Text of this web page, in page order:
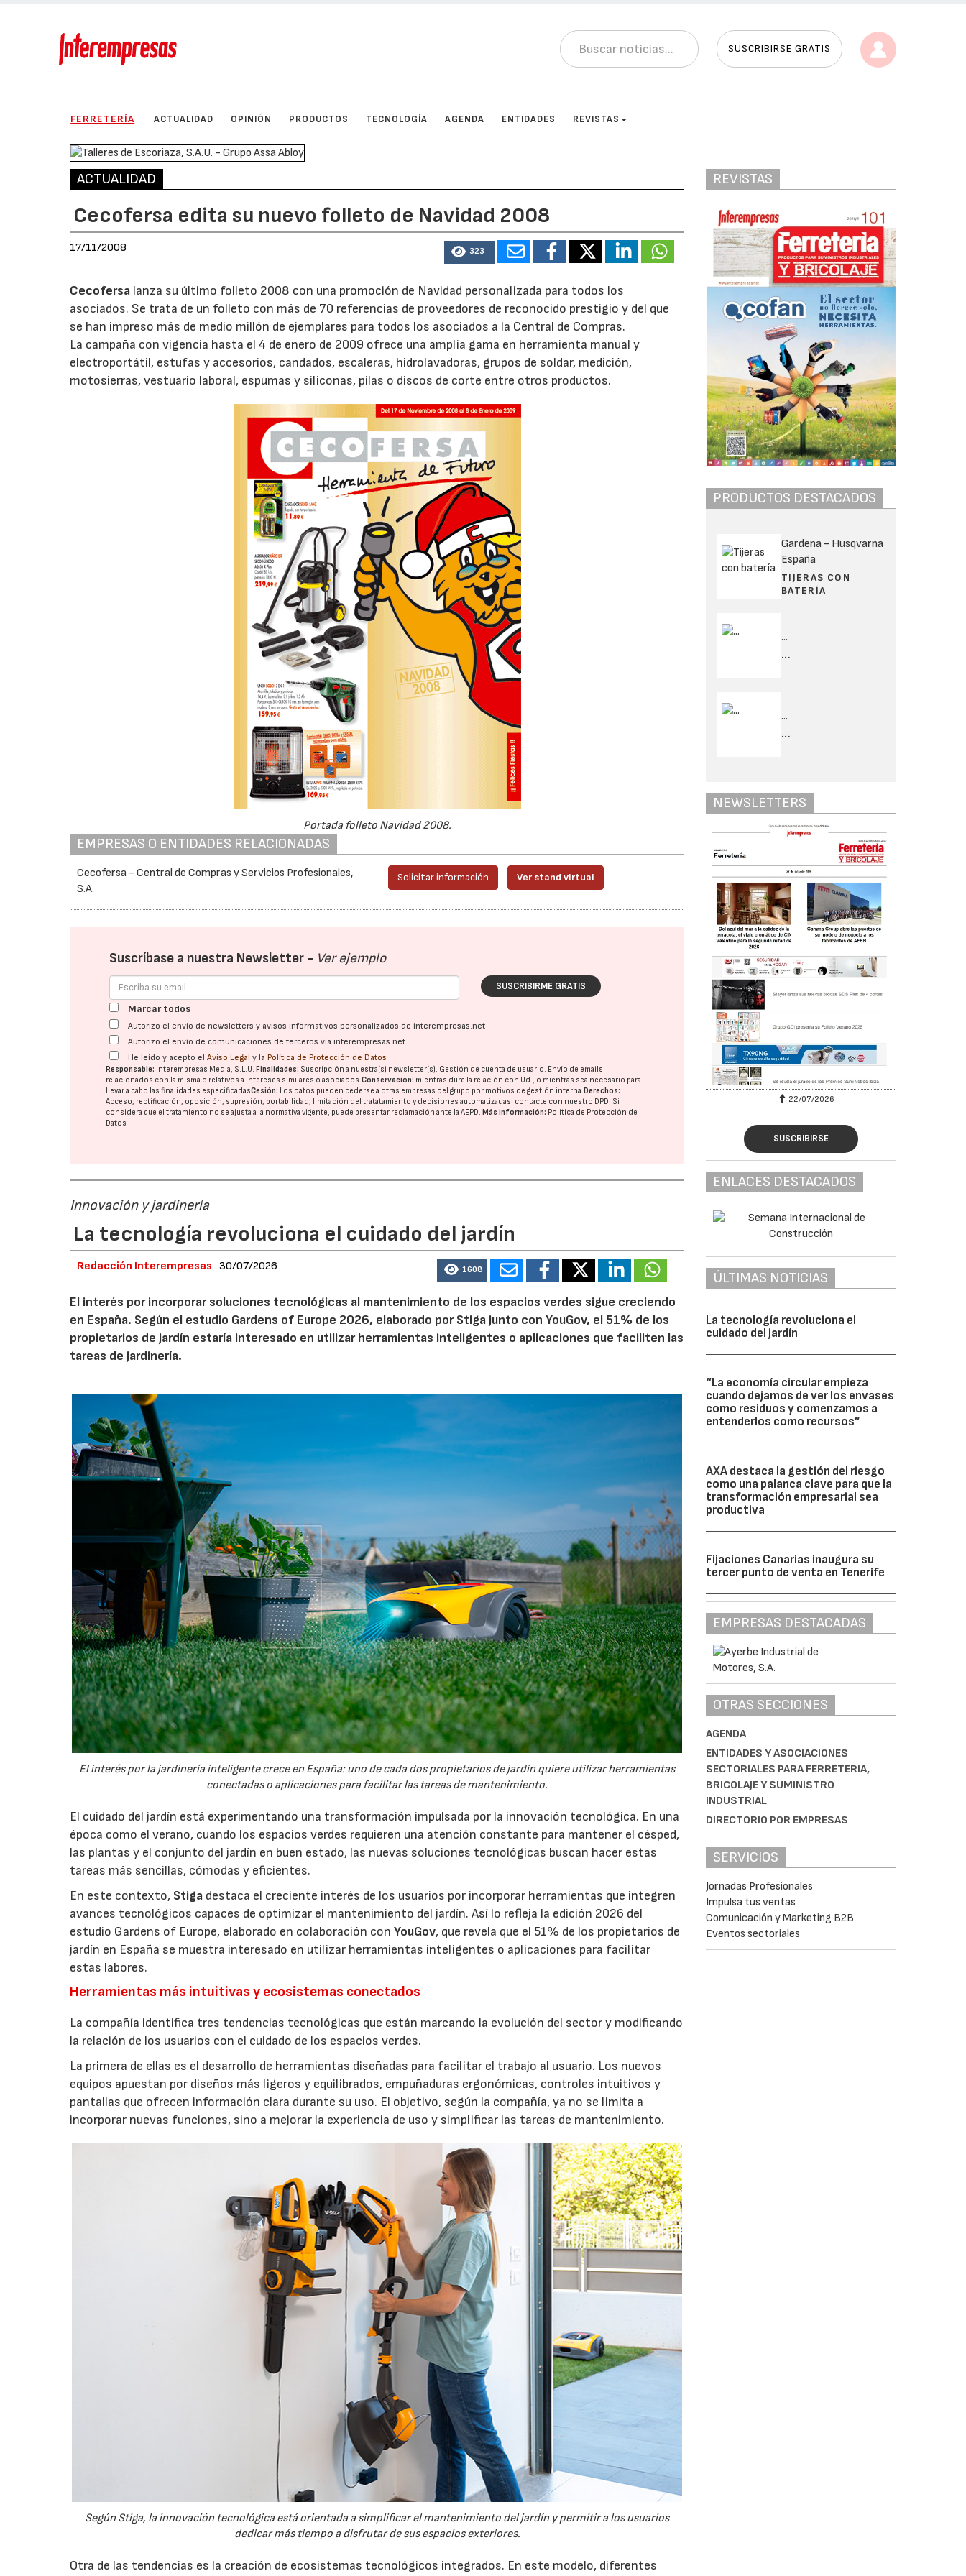
SUSCRIBIRSE GRATIS
FERRETERÍA ACTUALIDAD OPINIÓN PRODUCTOS TECNOLOGÍA AGENDA ENTIDADES REVISTAS
ACTUALIDAD
Cecofersa edita su nuevo folleto de Navidad 2008
17/11/2008 323
Cecofersa lanza su último folleto 2008 con una promoción de Navidad personalizada para todos los
asociados. Se trata de un folleto con más de 70 referencias de proveedores de reconocido prestigio y del que
se han impreso más de medio millón de ejemplares para todos los asociados a la Central de Compras.
La campaña con vigencia hasta el 4 de enero de 2009 ofrece una amplia gama en herramienta manual y
electroportátil, estufas y accesorios, candados, escaleras, hidrolavadoras, grupos de soldar, medición,
motosierras, vestuario laboral, espumas y siliconas, pilas o discos de corte entre otros productos.
Portada folleto Navidad 2008.
EMPRESAS O ENTIDADES RELACIONADAS
Cecofersa - Central de Compras y Servicios Profesionales,
S.A.
Solicitar información Ver stand virtual
Suscríbase a nuestra Newsletter - Ver ejemplo
SUSCRIBIRME GRATIS
Marcar todos
Autorizo el envío de newsletters y avisos informativos personalizados de interempresas.net
Autorizo el envío de comunicaciones de terceros vía interempresas.net
He leído y acepto elAviso Legal y la Política de Protección de Datos
Responsable: Interempresas Media, S.L.U.Finalidades: Suscripción a nuestra(s) newsletter(s). Gestión de cuenta de usuario. Envío de emails
relacionados con la misma o relativos a intereses similares o asociados.Conservación: mientras dure la relación con Ud., o mientras sea necesario para
llevar a cabo las finalidades especificadasCesión: Los datos pueden cederse a otras empresas del grupo por motivos de gestión interna.Derechos:
Acceso, rectificación, oposición, supresión, portabilidad, limitación del tratatamiento y decisiones automatizadas: contacte con nuestro DPD. Si
considera que el tratamiento no se ajusta a la normativa vigente, puede presentar reclamación ante laAEPD.Más información: Política de Protección de
Datos
Innovación y jardinería
La tecnología revoluciona el cuidado del jardín
Redacción Interempresas 30/07/2026 1608
El interés por incorporar soluciones tecnológicas al mantenimiento de los espacios verdes sigue creciendo
en España. Según el estudio Gardens of Europe 2026, elaborado por Stiga junto con YouGov, el 51% de los
propietarios de jardín estaría interesado en utilizar herramientas inteligentes o aplicaciones que faciliten las
tareas de jardinería.
El interés por la jardinería inteligente crece en España: uno de cada dos propietarios de jardín quiere utilizar herramientas
conectadas o aplicaciones para facilitar las tareas de mantenimiento.
El cuidado del jardín está experimentando una transformación impulsada por la innovación tecnológica. En una
época como el verano, cuando los espacios verdes requieren una atención constante para mantener el césped,
las plantas y el conjunto del jardín en buen estado, las nuevas soluciones tecnológicas buscan hacer estas
tareas más sencillas, cómodas y eficientes.
En este contexto, Stiga destaca el creciente interés de los usuarios por incorporar herramientas que integren
avances tecnológicos capaces de optimizar el mantenimiento del jardín. Así lo refleja la edición 2026 del
estudio Gardens of Europe, elaborado en colaboración conYouGov, que revela que el 51% de los propietarios de
jardín en España se muestra interesado en utilizar herramientas inteligentes o aplicaciones para facilitar
estas labores.
Herramientas más intuitivas y ecosistemas conectados
La compañía identifica tres tendencias tecnológicas que están marcando la evolución del sector y modificando
la relación de los usuarios con el cuidado de los espacios verdes.
La primera de ellas es el desarrollo de herramientas diseñadas para facilitar el trabajo al usuario. Los nuevos
equipos apuestan por diseños más ligeros y equilibrados, empuñaduras ergonómicas, controles intuitivos y
pantallas que ofrecen información clara durante su uso. El objetivo, según la compañía, ya no se limita a
incorporar nuevas funciones, sino a mejorar la experiencia de uso y simplificar las tareas de mantenimiento.
Según Stiga, la innovación tecnológica está orientada a simplificar el mantenimiento del jardín y permitir a los usuarios
dedicar más tiempo a disfrutar de sus espacios exteriores.
Otra de las tendencias es la creación de ecosistemas tecnológicos integrados. En este modelo, diferentes
REVISTAS
PRODUCTOS DESTACADOS
Gardena - Husqvarna
España
TIJERAS CON
BATERÍA
...
...
...
...
NEWSLETTERS
22/07/2026 29/07/2026 22/07/2026
SUSCRIBIRSE
ENLACES DESTACADOS
ÚLTIMAS NOTICIAS
La tecnología revoluciona el
cuidado del jardín
“La economía circular empieza
cuando dejamos de ver los envases
como residuos y comenzamos a
entenderlos como recursos”
AXA destaca la gestión del riesgo
como una palanca clave para que la
transformación empresarial sea
productiva
Fijaciones Canarias inaugura su
tercer punto de venta en Tenerife
EMPRESAS DESTACADAS
OTRAS SECCIONES
AGENDA
ENTIDADES Y ASOCIACIONES
SECTORIALES PARA FERRETERIA,
BRICOLAJE Y SUMINISTRO
INDUSTRIAL
DIRECTORIO POR EMPRESAS
SERVICIOS
Jornadas Profesionales
Impulsa tus ventas
Comunicación y Marketing B2B
Eventos sectoriales